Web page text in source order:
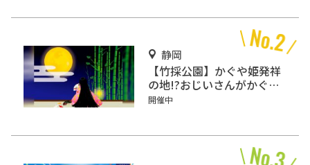
静岡
【竹採公園】かぐや姫発祥
の地!?おじいさんがかぐや
姫を見つけた場所を見に行
開催中